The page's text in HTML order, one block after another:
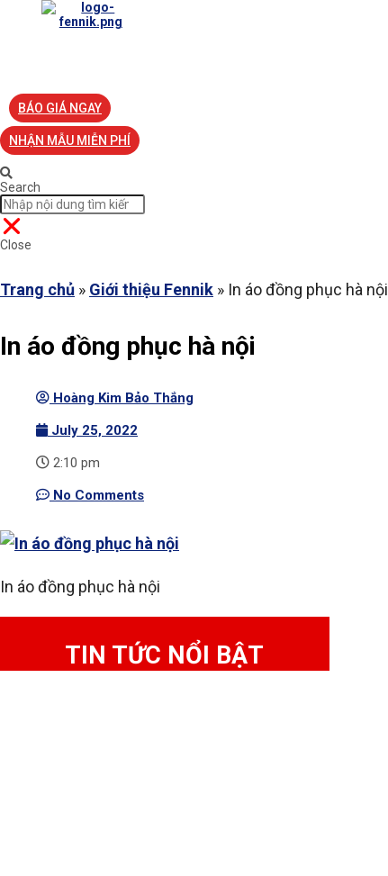
BÁO GIÁ NGAY
NHẬN MẪU MIỄN PHÍ
Search
Close
Trang chủ » Giới thiệu Fennik » In áo đồng phục hà nội
In áo đồng phục hà nội
Hoàng Kim Bảo Thắng
July 25, 2022
2:10 pm
No Comments
In áo đồng phục hà nội
TIN TỨC NỔI BẬT